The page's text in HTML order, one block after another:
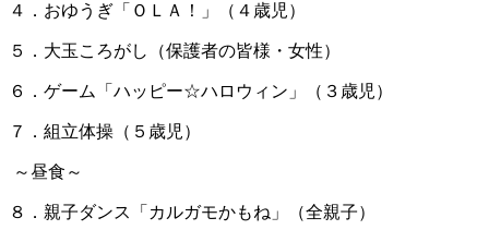
４．おゆうぎ「ＯＬＡ！」（４歳児）
５．大玉ころがし（保護者の皆様・女性）
６．ゲーム「ハッピー☆ハロウィン」（３歳児）
７．組立体操（５歳児）
～昼食～
８．親子ダンス「カルガモかもね」（全親子）